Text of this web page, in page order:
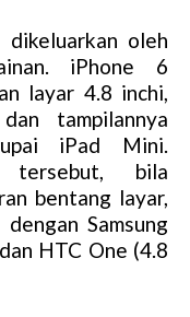
dikeluarkan oleh
iPhone 6
layar 4.8 inchi,
tampilannya
iPad Mini.
tersebut, bila
bentang layar,
Samsung
HTC One (4.8